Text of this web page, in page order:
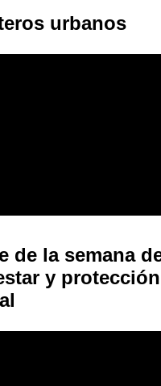
urbanos
de la semana de
y protección